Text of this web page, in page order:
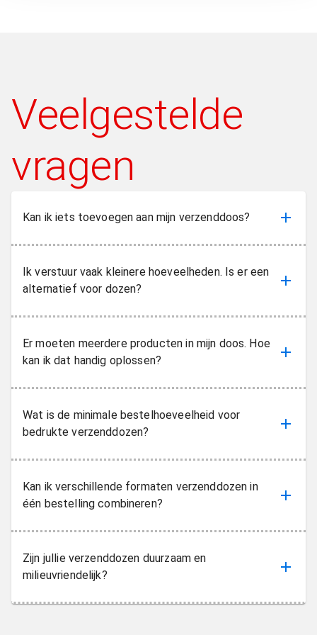
Veelgestelde
vragen
Kan ik iets toevoegen aan mijn verzenddoos?
Ik verstuur vaak kleinere hoeveelheden. Is er een
alternatief voor dozen?
Er moeten meerdere producten in mijn doos. Hoe
kan ik dat handig oplossen?
Wat is de minimale bestelhoeveelheid voor
bedrukte verzenddozen?
Kan ik verschillende formaten verzenddozen in
één bestelling combineren?
Zijn jullie verzenddozen duurzaam en
milieuvriendelijk?